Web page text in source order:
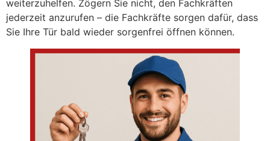
weiterzuhelfen. Zögern Sie nicht, den Fachkräften
jederzeit anzurufen – die Fachkräfte sorgen dafür, dass
Sie Ihre Tür bald wieder sorgenfrei öffnen können.